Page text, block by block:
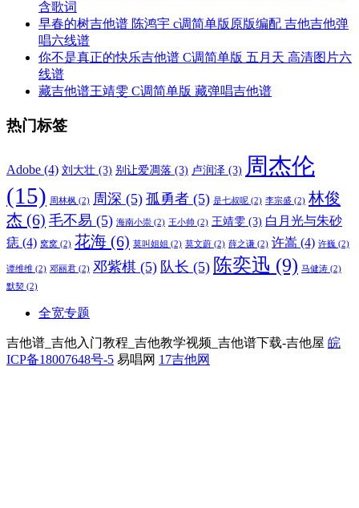
含歌词
早春的树吉他谱 陈鸿宇 c调简单版原版编配 吉他吉他弹
唱六线谱
你不是真正的快乐吉他谱 C调简单版 五月天 高清图片六
线谱
藏吉他谱王靖雯 C调简单版 藏弹唱吉他谱
热门标签
Adobe (4) 刘大壮 (3) 别让爱凋落 (3) 卢润泽 (3) 周杰伦
(15) 周林枫 (2) 周深 (5) 孤勇者 (5) 是七叔呢 (2) 李宗盛 (2) 林俊
杰 (6) 毛不易 (5) 海南小崇 (2) 王小帅 (2) 王靖雯 (3) 白月光与朱砂
痣 (4) 窝窝 (2) 花海 (6) 莫叫姐姐 (2) 莫文蔚 (2) 薛之谦 (2) 许嵩 (4) 许巍 (2)
谭维维 (2) 邓丽君 (2) 邓紫棋 (5) 队长 (5) 陈奕迅 (9) 马健涛 (2)
默契 (2)
全宽专题
吉他谱_吉他入门教程_吉他教学视频_吉他谱下载-吉他屋 皖
ICP备18007648号-5 易唱网 17吉他网